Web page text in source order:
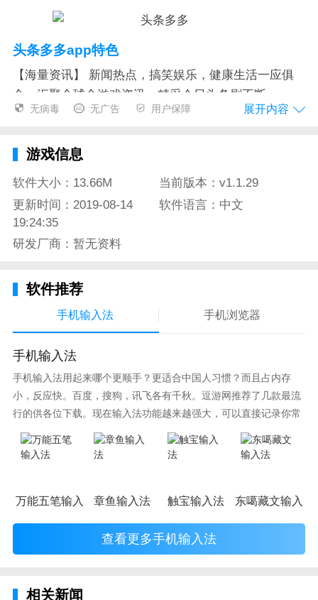
头条多多app特色
【海量资讯】 新闻热点，搞笑娱乐，健康生活一应俱
全，汇聚全球全游戏资讯，精采今日头条刷不断
率。
【阅赚新玩法】文章阅读送点卷，检索也是奖不断，空
闲時刻刷今日头条，歇息挣钱成效明显。2.66元就能取
现。
扑面而来，要是您想要，随时随地来赚取。
【邀请好友】邀请人我们一起来，丰富奖赏得到手抽
服务平台等您来。
头条多多app测评
1、新增微信关注领红包任务
2、其他性能优化
无病毒 无广告 用户保障 展开内容
游戏信息
软件大小：13.66M
当前版本：v1.1.29
更新时间：2019-08-14
19:24:35
软件语言：中文
研发厂商：暂无资料
软件推荐
手机输入法 手机浏览器
手机输入法
手机输入法用起来哪个更顺手？更适合中国人习惯？而且占内存
小，反应快。百度，搜狗，讯飞各有千秋。逗游网推荐了几款最流
行的供各位下载。现在输入法功能越来越强大，可以直接记录你常
使用的词语，并且还有各种新鲜好玩的表情，一款好的输入法直接
影响到你的打字速度哦。
万能五笔输入法章鱼输入法 触宝输入法 东噶藏文输入法
查看更多手机输入法
相关新闻